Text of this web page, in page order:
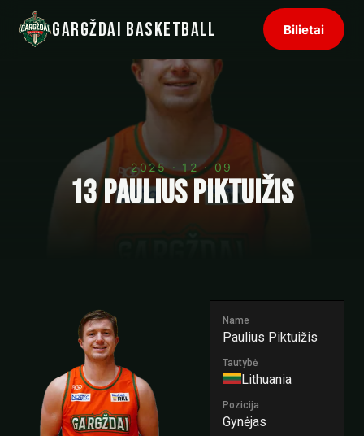
Gargždai Basketball Bilietai
2025 · 12 · 09
13Paulius Piktuižis
Name
Paulius Piktuižis
Tautybė
Lithuania
Pozicija
Gynėjas